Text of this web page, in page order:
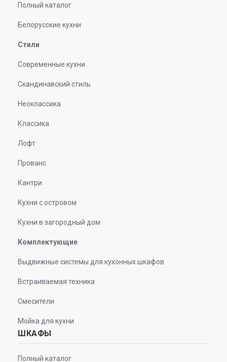
Полный каталог
Белорусские кухни
Стили
Современные кухни
Скандинавский стиль
Неоклассика
Классика
Лофт
Прованс
Кантри
Кухни с островом
Кухни в загородный дом
Комплектующие
Выдвижные системы для кухонных шкафов
Встраиваемая техника
Смесители
Мойка для кухни
ШКАФЫ
Полный каталог